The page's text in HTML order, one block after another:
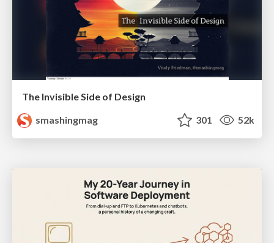
The Invisible Side of Design
smashingmag
301 52k